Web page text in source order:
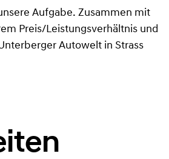
Aufgabe. Zusammen mit
Preis/Leistungsverhältnis und
Autowelt in Strass